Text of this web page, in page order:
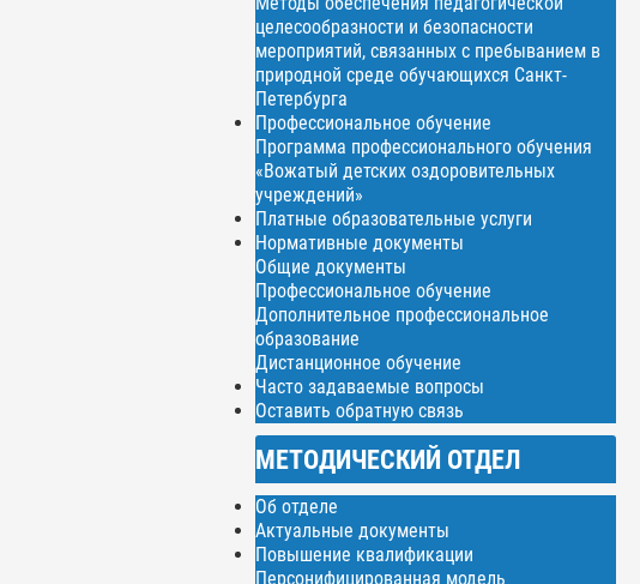
целесообразности и безопасности
мероприятий, связанных с пребыванием в
природной среде обучающихся Санкт-
Петербурга
Профессиональное обучение
Программа профессионального обучения
«Вожатый детских оздоровительных
учреждений»
Платные образовательные услуги
Нормативные документы
Общие документы
Профессиональное обучение
Дополнительное профессиональное
образование
Дистанционное обучение
Часто задаваемые вопросы
Оставить обратную связь
МЕТОДИЧЕСКИЙ ОТДЕЛ
Об отделе
Актуальные документы
Повышение квалификации
Персонифицированная модель